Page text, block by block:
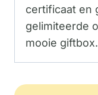
certificaat en
gelimiteerde
mooie giftbox.